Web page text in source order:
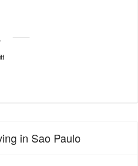
in Sao Paulo